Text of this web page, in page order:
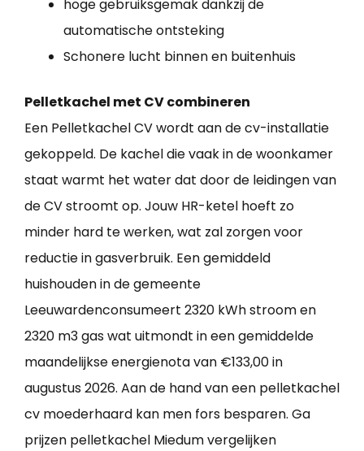
hoge gebruiksgemak dankzij de
automatische ontsteking
Schonere lucht binnen en buitenhuis
Pelletkachel met CV combineren
Een Pelletkachel CV wordt aan de cv-installatie
gekoppeld. De kachel die vaak in de woonkamer
staat warmt het water dat door de leidingen van
de CV stroomt op. Jouw HR-ketel hoeft zo
minder hard te werken, wat zal zorgen voor
reductie in gasverbruik. Een gemiddeld
huishouden in de gemeente
Leeuwardenconsumeert 2320 kWh stroom en
2320 m3 gas wat uitmondt in een gemiddelde
maandelijkse energienota van €133,00 in
augustus 2026. Aan de hand van een pelletkachel
cv moederhaard kan men fors besparen. Ga
prijzen pelletkachel Miedum vergelijken